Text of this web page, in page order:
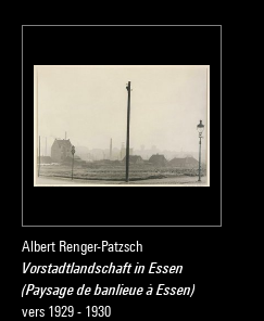
Albert Renger-Patzsch
Vorstadtlandschaft in Essen
(Paysage de banlieue à Essen)
vers 1929 - 1930